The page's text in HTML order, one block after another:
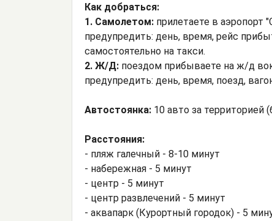
Как добраться:
1. Самолетом: прилетаете в аэропорт
предупредить: день, время, рейс
самостоятельно на такси.
2. Ж/Д: поездом прибываете на ж/д
предупредить: день, время, поезд,
Автостоянка: 10 авто за территорией
Расстояния:
- пляж галечный - 8-10 минут
- набережная - 5 минут
- центр - 5 минут
- центр развлечений - 5 минут
- аквапарк (Курортный городок) - 5